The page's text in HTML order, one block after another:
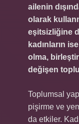
ailenin
olarak
eşitsizliğine
kadınların
olma,
değişen
Toplumsal
pişirme ve
da etkiler.